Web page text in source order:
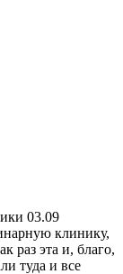
03.09
клинику,
раз эта и, благо,
туда и все